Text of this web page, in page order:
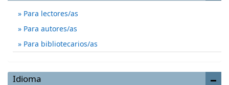
Para lectores/as
Para autores/as
Para bibliotecarios/as
Idioma